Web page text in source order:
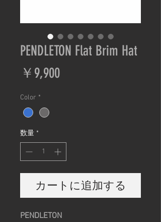
PENDLETON Flat Brim Hat
￥9,900価
Color *
数量 *
カートに追加する
PENDLETON